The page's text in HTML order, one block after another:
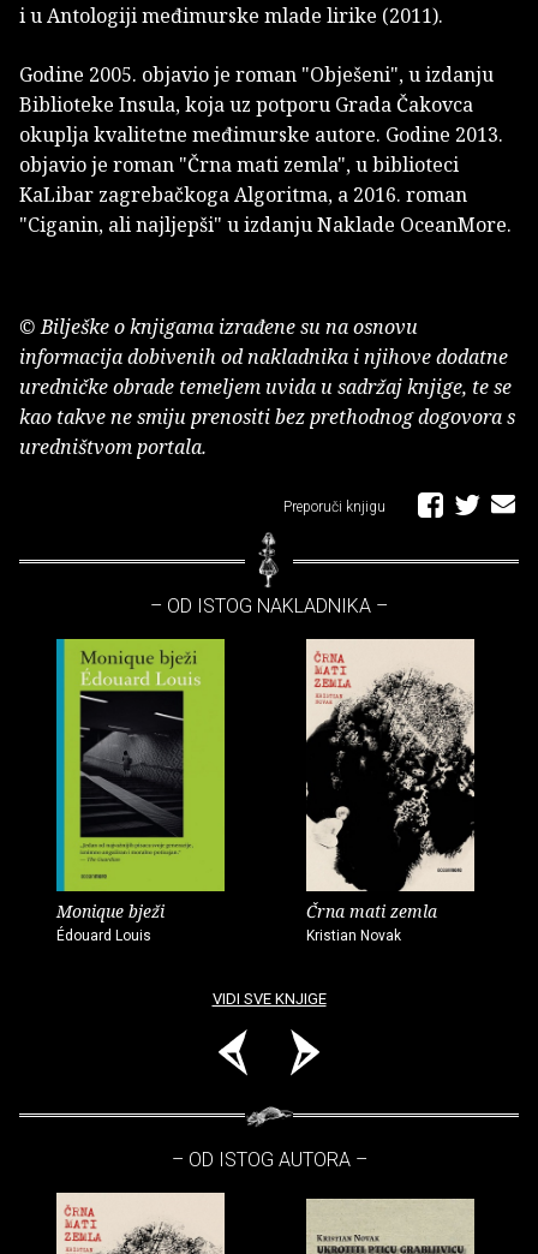
i u Antologiji međimurske mlade lirike (2011).
Godine 2005. objavio je roman "Obješeni", u izdanju
Biblioteke Insula, koja uz potporu Grada Čakovca
okuplja kvalitetne međimurske autore. Godine 2013.
objavio je roman "Črna mati zemla", u biblioteci
KaLibar zagrebačkoga Algoritma, a 2016. roman
"Ciganin, ali najljepši" u izdanju Naklade OceanMore.
© Bilješke o knjigama izrađene su na osnovu
informacija dobivenih od nakladnika i njihove dodatne
uredničke obrade temeljem uvida u sadržaj knjige, te se
kao takve ne smiju prenositi bez prethodnog dogovora s
uredništvom portala.
Preporuči knjigu
– OD ISTOG NAKLADNIKA –
Monique bježi
Édouard Louis
Črna mati zemla
Kristian Novak
VIDI SVE KNJIGE
– OD ISTOG AUTORA –